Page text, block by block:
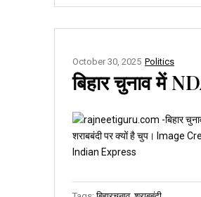
Politics
October 30, 2025
बिहार चुनाव में